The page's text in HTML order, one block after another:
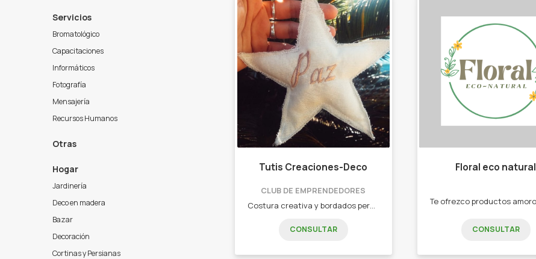
Servicios
Bromatológico
Capacitaciones
Informáticos
Fotografía
Mensajería
Recursos Humanos
Otras
Hogar
Jardinería
Deco en madera
Bazar
Decoración
Cortinas y Persianas
Tutis Creaciones-Deco
CLUB DE EMPRENDEDORES
Costura creativa y bordados personalizados - Almohadones ( personalizados) - Bolsos Materos - Contenedores - Bordados para tu empresa - Neceser /Cartucheras - Lonas y mucho más !!!
CONSULTAR
Floral eco natural
CONSULTAR